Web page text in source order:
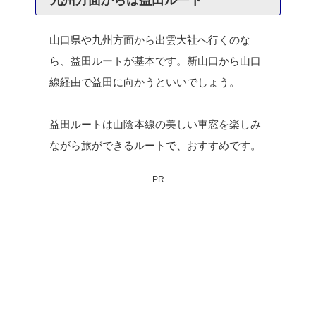
山口県や九州方面から出雲大社へ行くのな
ら、益田ルートが基本です。新山口から山口
線経由で益田に向かうといいでしょう。
益田ルートは山陰本線の美しい車窓を楽しみ
ながら旅ができるルートで、おすすめです。
PR